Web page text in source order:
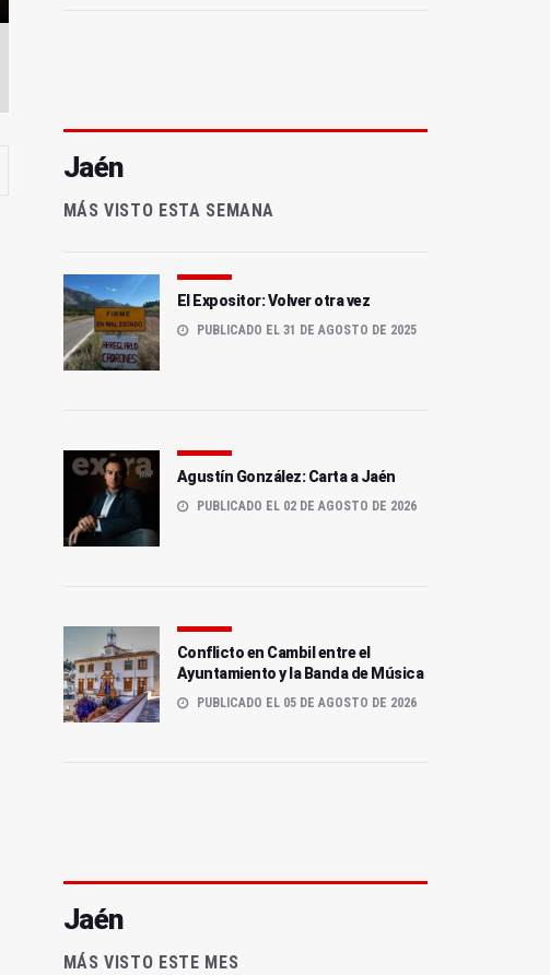
Jaén
MÁS VISTO ESTA SEMANA
El Expositor: Volver otra vez
PUBLICADO EL 31 DE AGOSTO DE 2025
Agustín González: Carta a Jaén
PUBLICADO EL 02 DE AGOSTO DE 2026
Conflicto en Cambil entre el
Ayuntamiento y la Banda de Música
PUBLICADO EL 05 DE AGOSTO DE 2026
Jaén
MÁS VISTO ESTE MES